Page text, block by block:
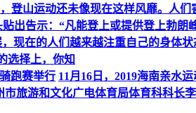
登山运动还未像现在这样风靡。人
出告示：“凡能登上或提供登上勃朗
现在的人们越来越注重自己的身体
选择上，你知
跑赛举行 11月16日，2019海南亲水
旅游和文化广电体育局体育科科长